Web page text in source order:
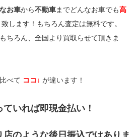
お車から不動車までどんなお車でも高
致します！もちろん査定は無料です。
ちろん、全国より買取らせて頂きま
べて ココ↓ が違います！
いれば即現金払い！
のような後日振込ではありま